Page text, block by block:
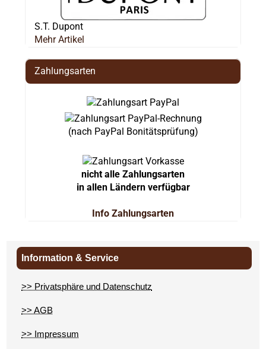
S.T. Dupont
Mehr Artikel
Zahlungsarten
(nach PayPal Bonitätsprüfung)
nicht alle Zahlungsarten
in allen Ländern verfügbar
Info Zahlungsarten
Information & Service
>> Privatsphäre und Datenschutz
>> AGB
>> Impressum